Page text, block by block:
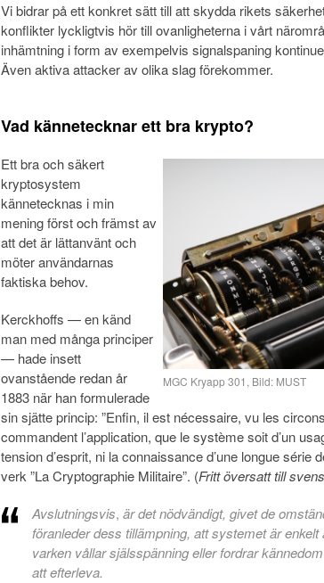
Vi bidrar på ett konkret sätt till att skydda rikets
konflikter lyckligtvis hör till ovanligheterna i vårt
inhämtning i form av exempelvis signalspaning
Även aktiva attacker av olika slag förekommer.
Vad kännetecknar ett bra krypto?
MGC Kryapp 301, Bild: MUST
Ett bra och säkert
kryptosystem
kännetecknas i min
mening först och främst av
att det är lättanvänt och
möter användarnas
faktiska behov.
Kerckhoffs — en känd
man med många principer
— hade insett
ovanstående redan år
1883 när han formulerade
sin sjätte princip: ”Enfin, il est nécessaire, vu les
commandent l’application, que le système soit d’un
tension d’esprit, ni la connaissance d’une longue série
verk ”La Cryptographie Militaire”. (Fritt översatt till
Avslutningsvis, är det nödvändigt, givet de
föranleder dess tillämpning, att systemet är
varken vållar själsspänning eller fordrar
att efterleva.